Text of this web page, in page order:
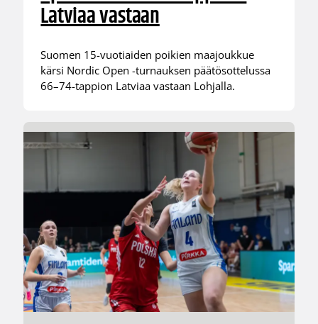
Latviaa vastaan
Suomen 15-vuotiaiden poikien maajoukkue
kärsi Nordic Open -turnauksen päätösottelussa
66–74-tappion Latviaa vastaan Lohjalla.